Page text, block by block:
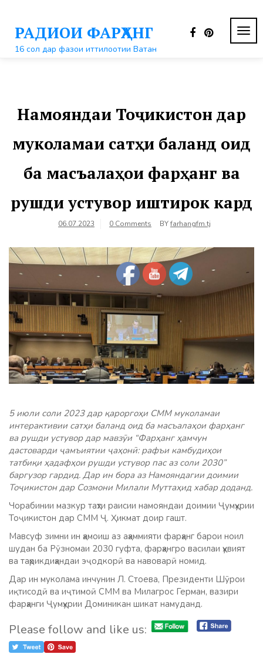
контентуРАДИОИ ФАРҲАНГ
16 сол дар фазои иттилоотии Ватан
Намояндаи Тоҷикистон дар
муколамаи сатҳи баланд оид
ба масъалаҳои фарҳанг ва
рушди устувор иштирок кард
06.07.2023 0 Comments BYfarhangfm.tj
5 июли соли 2023 дар қароргоҳи СММ муколамаи
интерактивии сатҳи баланд оид ба масъалаҳои фарҳанг
ва рушди устувор дар мавзӯи “Фарҳанг ҳамчун
дастоварди ҷамъиятии ҷаҳонӣ: рафъи камбудиҳои
татбиқи ҳадафҳои рушди устувор пас аз соли 2030”
баргузор гардид. Дар ин бора аз Намояндагии доимии
Тоҷикистон дар Созмони Милали Муттаҳид хабар доданд.
Чорабинии мазкур таҳти раисии намояндаи доимии Ҷумҳурии
Тоҷикистон дар СММ Ҷ. Ҳикмат доир гашт.
Мавсуф зимни ин ҳамоиш аз аҳаммияти фарҳанг барои ноил
шудан ба Рӯзномаи 2030 гуфта, фарҳангро василаи ҳувият
ва таҳрикдиҳандаи эҷодкорӣ ва навоварӣ номид.
Дар ин муколама инчунин Л. Стоева, Президенти Шӯрои
иқтисодӣ ва иҷтимоӣ СММ ва Милагрос Герман, вазири
фарҳанги Ҷумҳурии Доминикан шикат намуданд.
Please follow and like us: